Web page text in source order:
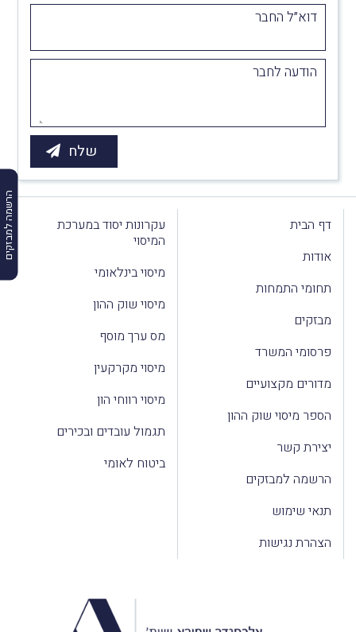
הרשמה למבזקים
דוא״ל החבר
הודעה לחבר
דף הבית
אודות
תחומי התמחות
מבזקים
פרסומי המשרד
מדורים מקצועיים
הספר מיסוי שוק ההון
יצירת קשר
הרשמה למבזקים
תנאי שימוש
הצהרת נגישות
עקרונות יסוד במערכת
המיסוי
מיסוי בינלאומי
מיסוי שוק ההון
מס ערך מוסף
מיסוי מקרקעין
מיסוי רווחי הון
תגמול עובדים ובכירים
ביטוח לאומי